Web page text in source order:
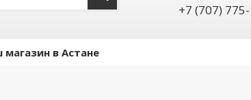
+7 (707)
магазин в Астане